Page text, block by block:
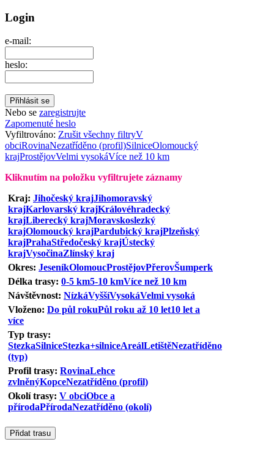
Login
e-mail:
heslo:
Nebo se zaregistrujte
Zapomenuté heslo
Vyfiltrováno: Zrušit všechny filtryV
obciRovinaNezatříděno (profil)SilniceOlomoucký
krajProstějovVelmi vysokáVíce než 10 km
Kliknutím na položku vyfiltrujete záznamy
Kraj: Jihočeský krajJihomoravský
krajKarlovarský krajKrálovéhradecký
krajLiberecký krajMoravskoslezký
krajOlomoucký krajPardubický krajPlzeňský
krajPrahaStředočeský krajÚstecký
krajVysočinaZlínský kraj
Okres: JeseníkOlomoucProstějovPřerovŠumperk
Délka trasy: 0-5 km5-10 kmVíce než 10 km
Návštěvnost: NízkáVyššíVysokáVelmi vysoká
Vloženo: Do půl rokuPůl roku až 10 let10 let a
více
Typ trasy:
StezkaSilniceStezka+silniceAreálLetištěNezatříděno
(typ)
Profil trasy: RovinaLehce
zvlněnýKopceNezatříděno (profil)
Okolí trasy: V obciObce a
přírodaPřírodaNezatříděno (okolí)